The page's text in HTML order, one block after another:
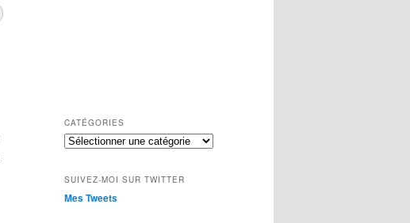
CATÉGORIES
Catégories
SUIVEZ-MOI SUR TWITTER
Mes Tweets